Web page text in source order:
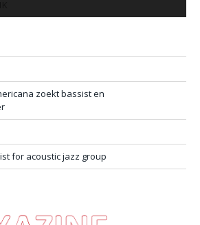
zoekt bassist en
for acoustic jazz group